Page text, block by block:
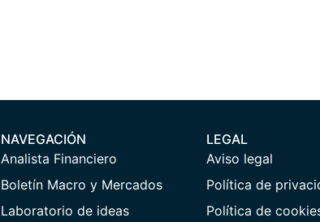
NAVEGACIÓN
Analista Financiero
Boletín Macro y Mercados
Laboratorio de ideas
LEGAL
Aviso legal
Política de
Política de